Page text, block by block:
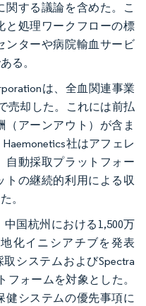
関する議論を含めた。こ
と処理ワークフローの標
ンターや病院輸血サービ
る。
は、全血関連事業
売却した。これには前払
アーンアウト）が含ま
社はアフェレ
自動採取プラットフォー
トの継続的利用による収
。
国杭州における1,500万
化イニシアチブを発表
取システムおよびSpectra
ォームを対象とした。
健システムの優先事項に